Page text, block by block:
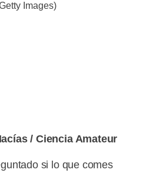
Images)
/ Ciencia Amateur
si lo que comes